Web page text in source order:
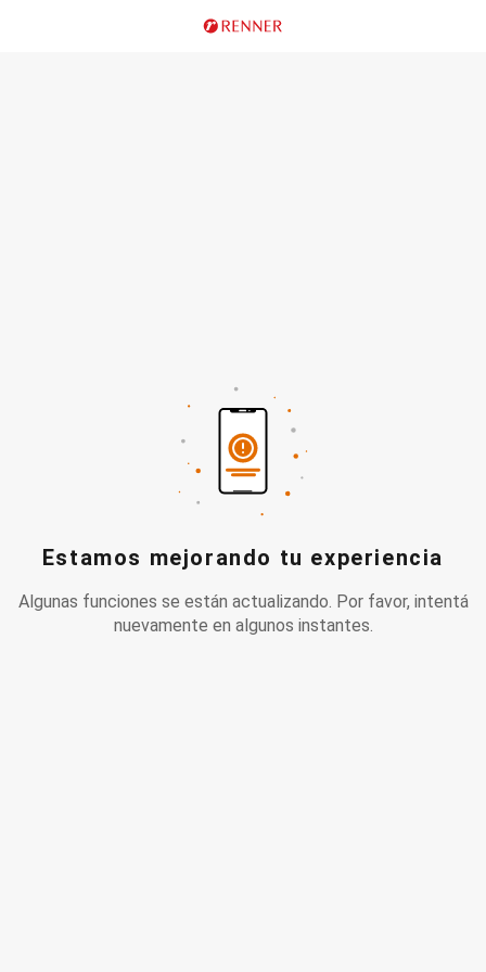
Estamos mejorando tu experiencia
Algunas funciones se están actualizando. Por favor, intentá
nuevamente en algunos instantes.